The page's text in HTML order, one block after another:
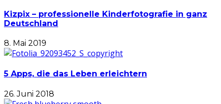
Kizpix – professionelle Kinderfotografie in ganz
Deutschland
8. Mai 2019
5 Apps, die das Leben erleichtern
26. Juni 2018